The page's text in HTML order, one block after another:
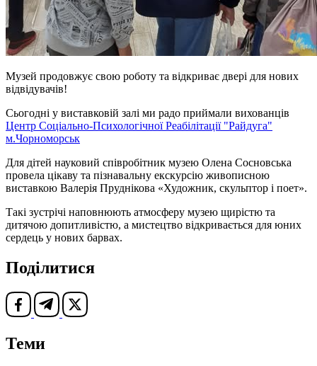
Музей продовжує свою роботу та відкриває двері для нових
відвідувачів!
Сьогодні у виставковій залі ми радо приймали вихованців
Центр Соціально-Психологічної Реабілітації "Райдуга"
м.Чорноморськ
Для дітей науковий співробітник музею Олена Сосновська
провела цікаву та пізнавальну екскурсію живописною
виставкою Валерія Пруднікова «Художник, скульптор і поет».
Такі зустрічі наповнюють атмосферу музею щирістю та
дитячою допитливістю, а мистецтво відкривається для юних
сердець у нових барвах.
Поділитися
Теми